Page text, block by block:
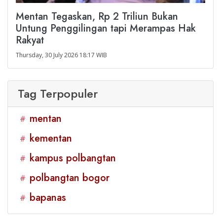
Mentan Tegaskan, Rp 2 Triliun Bukan
Untung Penggilingan tapi Merampas Hak
Rakyat
Thursday, 30 July 2026 18:17 WIB
Tag Terpopuler
# mentan
# kementan
# kampus polbangtan
# polbangtan bogor
# bapanas